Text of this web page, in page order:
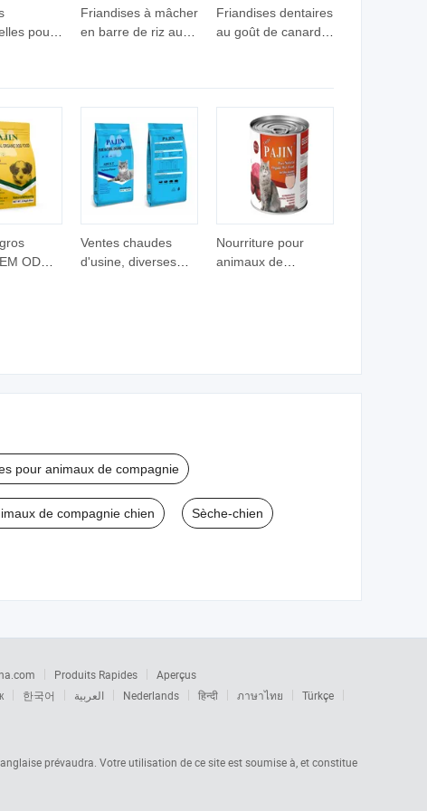
pour
Friandises à mâcher
en barre de riz au
supplément
alimentaire pour
animaux
Friandises dentaires
au goût de canard
dents, nourriture
pour animaux
ODM
Ventes chaudes
d'usine, diverses
Nourriture pour
animaux de
chats
pour animaux de compagnie
de compagnie chien Sèche-chien
Produits Rapides
Aperçus
한국어 العربية Nederlands हिन्दी ภาษาไทย
Türkçe
prévaudra. Votre utilisation de ce site est soumise à, et constitue